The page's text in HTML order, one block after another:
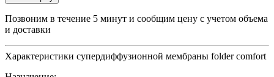
Позвоним в течение 5 минут и сообщим цену с учетом объема
и доставки
Характеристики супердиффузионной мембраны folder comfort